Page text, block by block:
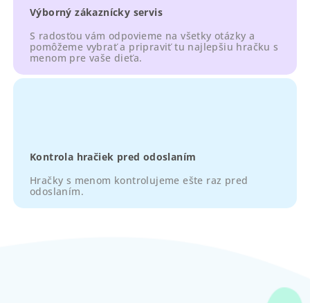
Výborný zákaznícky servis
S radosťou vám odpovieme na všetky otázky a
pomôžeme vybrať a pripraviť tu najlepšiu hračku s
menom pre vaše dieťa.
Kontrola hračiek pred odoslaním
Hračky s menom kontrolujeme ešte raz pred
odoslaním.